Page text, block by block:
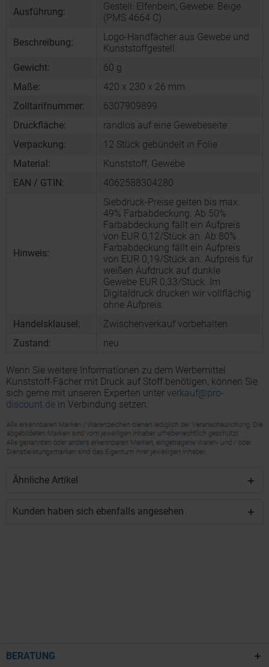
Ausführung:
Gestell: Elfenbein, Gewebe: Beige
(PMS 4664 C)
Beschreibung:
Logo-Handfächer aus Gewebe und
Kunststoffgestell.
Gewicht:
60 g
Maße:
420 x 230 x 26 mm
Zolltarifnummer:
6307909899
Druckfläche:
randlos auf eine Gewebeseite
Verpackung:
12 Stück gebündelt in Folie
Material:
Kunststoff, Gewebe
EAN / GTIN:
4062588304280
Hinweis:
Siebdruck-Preise gelten bis max.
49% Farbabdeckung. Ab 50%
Farbabdeckung fällt ein Aufpreis
von EUR 0,12/Stück an. Ab 80%
Farbabdeckung fällt ein Aufpreis
von EUR 0,19/Stück an. Aufpreis für
weißen Aufdruck auf dunkle
Gewebe EUR 0,33/Stück. Im
Digitaldruck drucken wir vollflächig
ohne Aufpreis.
Handelsklausel:
Zwischenverkauf vorbehalten
Zustand:
neu
Wenn Sie weitere Informationen zu dem Werbemittel
Kunststoff-Fächer mit Druck auf Stoff benötigen, können Sie
sich gerne mit unseren Experten unter verkauf@pro-
discount.de in Verbindung setzen.
Ähnliche Artikel
Kunden haben sich ebenfalls angesehen
BERATUNG